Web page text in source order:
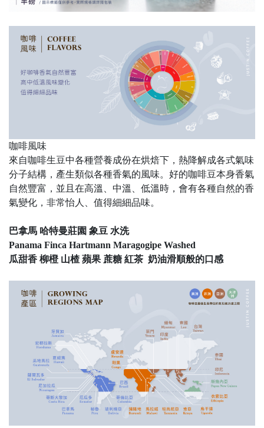
咖啡風味
來自咖啡生豆中各種營養成份在烘焙下，熱降解成各式氣味
分子結構，產生類似各種香氣的風味。好的咖啡豆本身香氣
自然豐富，並且在高溫、中溫、低溫時，會有各種自然的香
氣變化，非常怡人、值得細細品味。
巴拿馬 哈特曼莊園 象豆 水洗
Panama Finca Hartmann Maragogipe Washed
瓜甜香 柳橙 山楂 蘋果 蔗糖 紅茶 奶油滑順般的口感